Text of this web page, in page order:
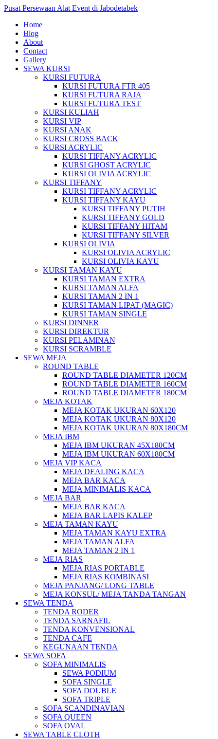
Pusat Persewaan Alat Event di Jabodetabek
Home
Blog
About
Contact
Gallery
SEWA KURSI
KURSI FUTURA
KURSI FUTURA FTR 405
KURSI FUTURA RAJA
KURSI FUTURA TEST
KURSI KULIAH
KURSI VIP
KURSI ANAK
KURSI CROSS BACK
KURSI ACRYLIC
KURSI TIFFANY ACRYLIC
KURSI GHOST ACRYLIC
KURSI OLIVIA ACRYLIC
KURSI TIFFANY
KURSI TIFFANY ACRYLIC
KURSI TIFFANY KAYU
KURSI TIFFANY PUTIH
KURSI TIFFANY GOLD
KURSI TIFFANY HITAM
KURSI TIFFANY SILVER
KURSI OLIVIA
KURSI OLIVIA ACRYLIC
KURSI OLIVIA KAYU
KURSI TAMAN KAYU
KURSI TAMAN EXTRA
KURSI TAMAN ALFA
KURSI TAMAN 2 IN 1
KURSI TAMAN LIPAT (MAGIC)
KURSI TAMAN SINGLE
KURSI DINNER
KURSI DIREKTUR
KURSI PELAMINAN
KURSI SCRAMBLE
SEWA MEJA
ROUND TABLE
ROUND TABLE DIAMETER 120CM
ROUND TABLE DIAMETER 160CM
ROUND TABLE DIAMETER 180CM
MEJA KOTAK
MEJA KOTAK UKURAN 60X120
MEJA KOTAK UKURAN 80X120
MEJA KOTAK UKURAN 80X180CM
MEJA IBM
MEJA IBM UKURAN 45X180CM
MEJA IBM UKURAN 60X180CM
MEJA VIP KACA
MEJA DEALING KACA
MEJA BAR KACA
MEJA MINIMALIS KACA
MEJA BAR
MEJA BAR KACA
MEJA BAR LAPIS KALEP
MEJA TAMAN KAYU
MEJA TAMAN KAYU EXTRA
MEJA TAMAN ALFA
MEJA TAMAN 2 IN 1
MEJA RIAS
MEJA RIAS PORTABLE
MEJA RIAS KOMBINASI
MEJA PANJANG/ LONG TABLE
MEJA KONSUL/ MEJA TANDA TANGAN
SEWA TENDA
TENDA RODER
TENDA SARNAFIL
TENDA KONVENSIONAL
TENDA CAFE
KEGUNAAN TENDA
SEWA SOFA
SOFA MINIMALIS
SEWA PODIUM
SOFA SINGLE
SOFA DOUBLE
SOFA TRIPLE
SOFA SCANDINAVIAN
SOFA QUEEN
SOFA OVAL
SEWA TABLE CLOTH